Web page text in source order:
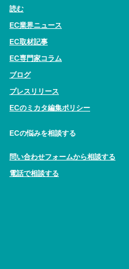
読む
EC業界ニュース
EC取材記事
EC専門家コラム
ブログ
プレスリリース
ECのミカタ編集ポリシー
ECの悩みを相談する
問い合わせフォームから相談する
電話で相談する